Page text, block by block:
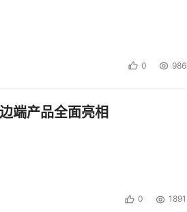
0 986
端产品全面亮相
0 1891